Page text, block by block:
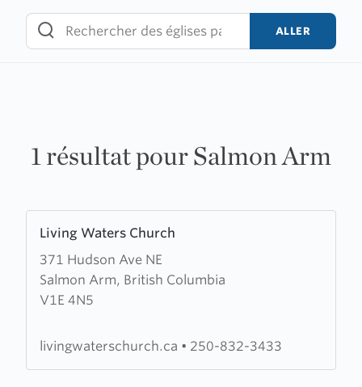
content
ALLER
1 résultat pour Salmon Arm
Living Waters Church
371 Hudson Ave NE
Salmon Arm, British Columbia
V1E 4N5
more
about
Living
Waters
livingwaterschurch.ca • 250-832-3433